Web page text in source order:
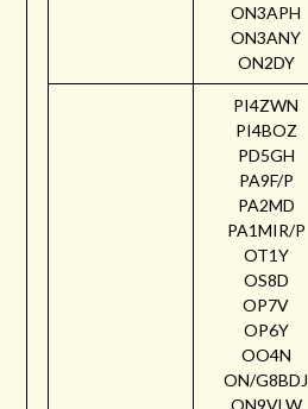
ON3APH
ON3ANY
ON2DY
PI4ZWN
PI4BOZ
PD5GH
PA9F/P
PA2MD
PA1MIR/P
OT1Y
OS8D
OP7V
OP6Y
OO4N
ON/G8BDJ